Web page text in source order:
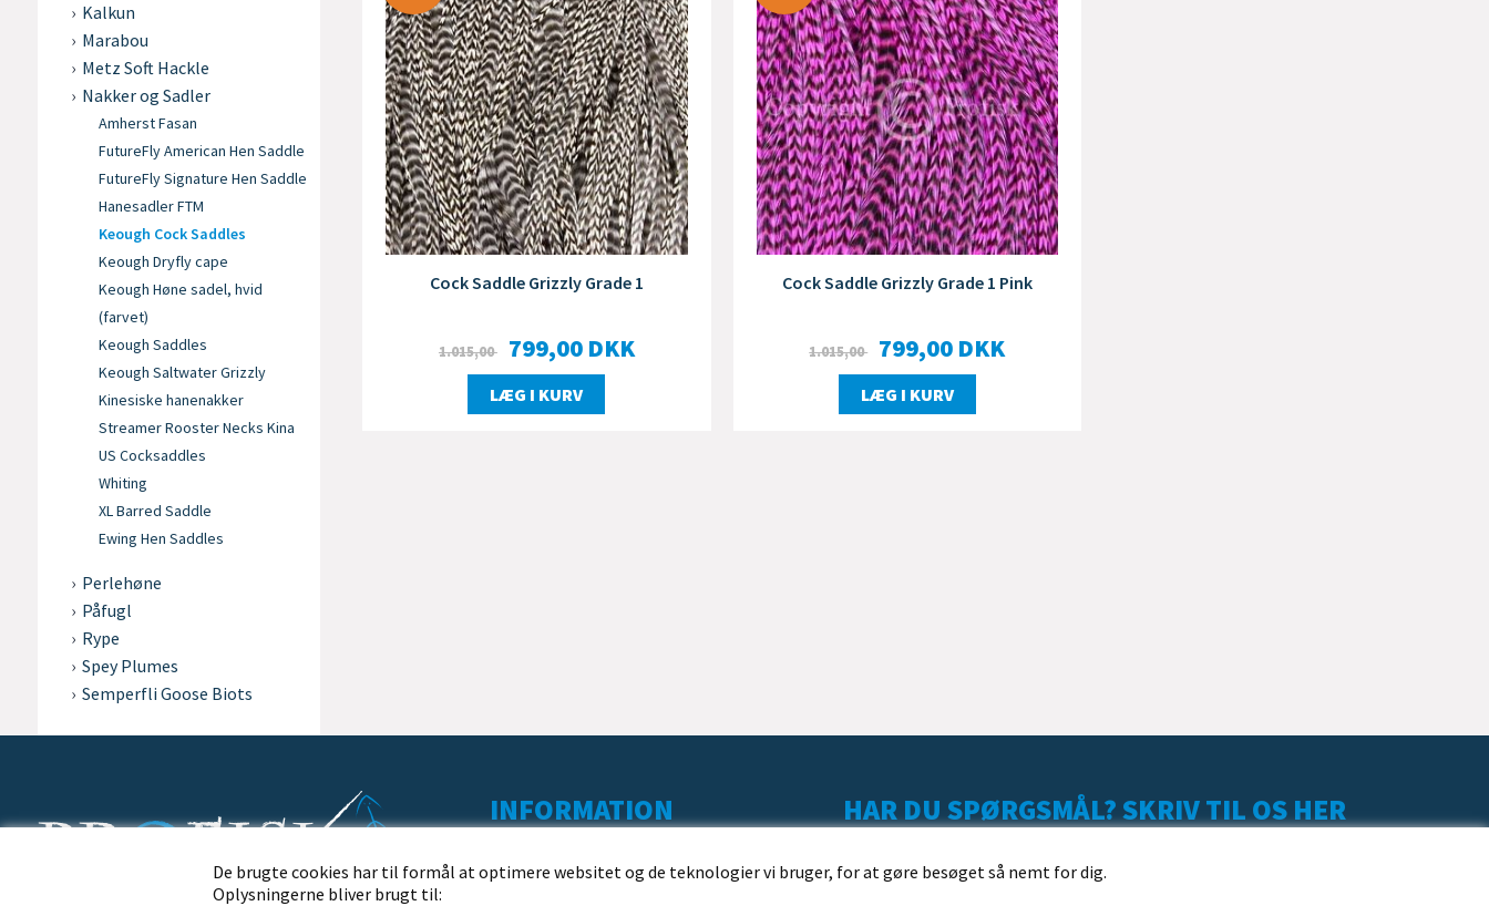
De brugte cookies har til formål at optimere websitet og de teknologier vi bruger, for at gøre besøget så nemt for dig.
Oplysningerne bliver brugt til:
Kalkun
Marabou
Metz Soft Hackle
Nakker og Sadler
Amherst Fasan
FutureFly American Hen Saddle
FutureFly Signature Hen Saddle
Hanesadler FTM
Keough Cock Saddles
Keough Dryfly cape
Keough Høne sadel, hvid
(farvet)
Keough Saddles
Keough Saltwater Grizzly
Kinesiske hanenakker
Streamer Rooster Necks Kina
US Cocksaddles
Whiting
XL Barred Saddle
Ewing Hen Saddles
Perlehøne
Påfugl
Rype
Spey Plumes
Semperfli Goose Biots
Cock Saddle Grizzly Grade 1
1.015,00 799,00 DKK
LÆG I KURV
Cock Saddle Grizzly Grade 1 Pink
1.015,00 799,00 DKK
LÆG I KURV
Profisk.dk · Nørremøllevej 109 · 8800 Viborg
INFORMATION
KUNDESERVICE
HAR DU SPØRGSMÅL? SKRIV TIL OS HER